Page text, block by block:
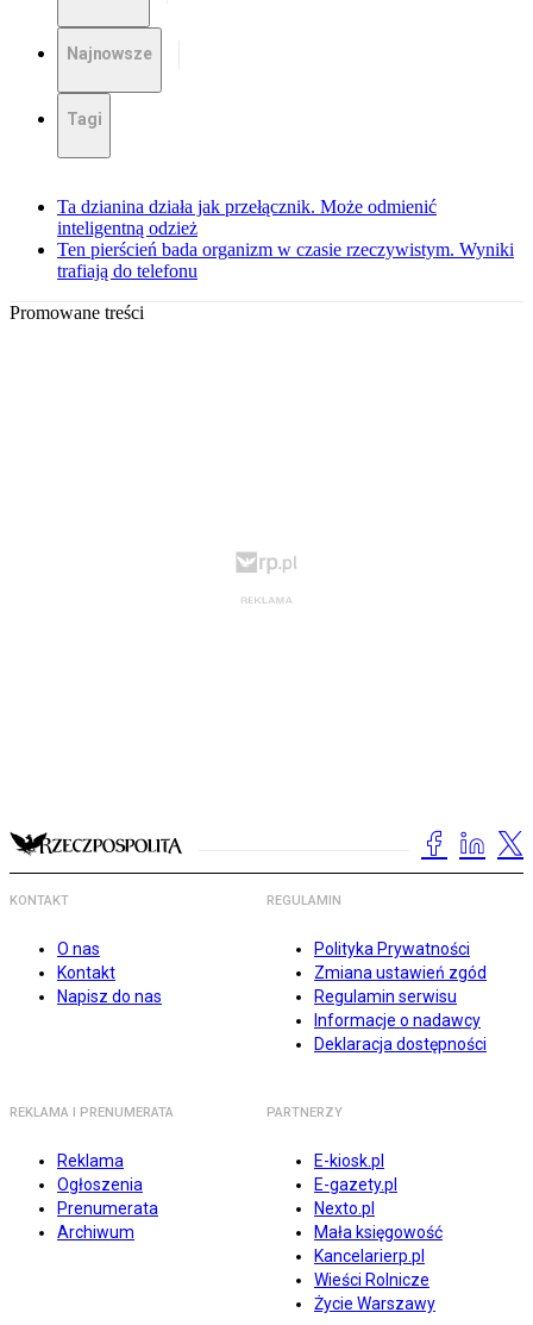
Najnowsze
Tagi
Ta dzianina działa jak przełącznik. Może odmienić
inteligentną odzież
Ten pierścień bada organizm w czasie rzeczywistym. Wyniki
trafiają do telefonu
Promowane treści
KONTAKT
O nas
Kontakt
Napisz do nas
REGULAMIN
Polityka Prywatności
Zmiana ustawień zgód
Regulamin serwisu
Informacje o nadawcy
Deklaracja dostępności
REKLAMA I PRENUMERATA
Reklama
Ogłoszenia
Prenumerata
Archiwum
PARTNERZY
E-kiosk.pl
E-gazety.pl
Nexto.pl
Mała księgowość
Kancelarierp.pl
Wieści Rolnicze
Życie Warszawy